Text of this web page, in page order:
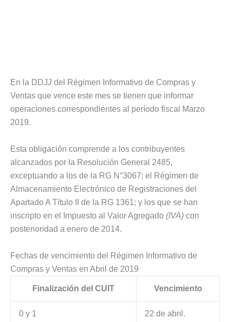
En la DDJJ del Régimen Informativo de Compras y
Ventas que vence este mes se tienen que informar
operaciones correspondientes al período fiscal Marzo
2019.
Esta obligación comprende a los contribuyentes
alcanzados por la Resolución General 2485,
exceptuando a los de la RG N°3067; el Régimen de
Almacenamiento Electrónico de Registraciones del
Apartado A Título II de la RG 1361; y los que se han
inscripto en el Impuesto al Valor Agregado (IVA) con
posterioridad a enero de 2014.
Fechas de vencimiento del Régimen Informativo de
Compras y Ventas en Abril de 2019
Finalización del CUIT Vencimiento
0 y 1 22 de abril.